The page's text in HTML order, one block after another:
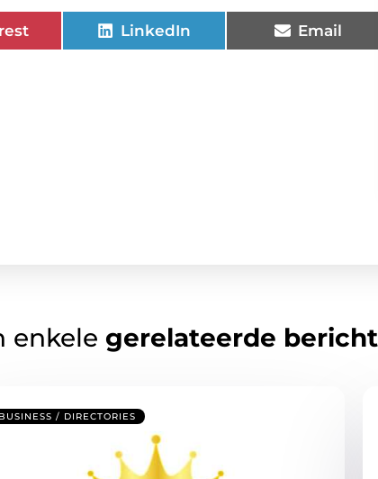
LinkedIn Email
enkele gerelateerde
BUSINESS / DIRECTORIES